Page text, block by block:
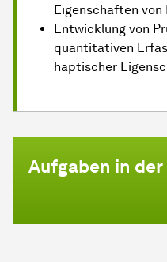
Eigenschaften
Entwicklung von
quantitativen
haptischer
Aufgaben in der